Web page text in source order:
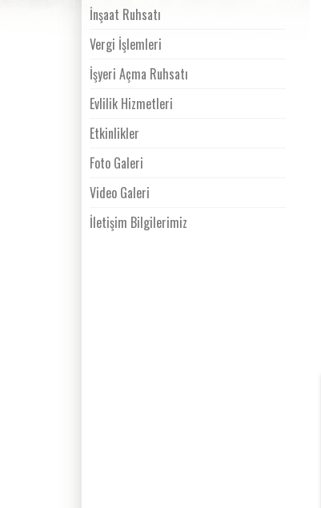
İnşaat Ruhsatı
Vergi İşlemleri
İşyeri Açma Ruhsatı
Evlilik Hizmetleri
Etkinlikler
Foto Galeri
Video Galeri
İletişim Bilgilerimiz